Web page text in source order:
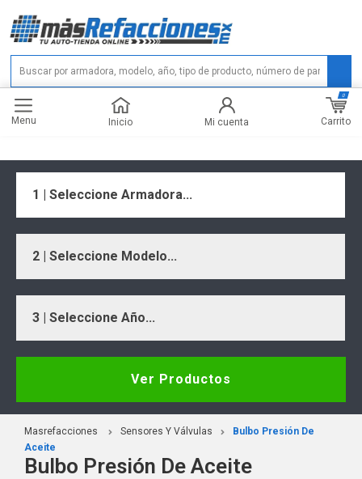
Menu Inicio Mi cuenta Carrito
0
1 | Seleccione Armadora...
2 | Seleccione Modelo...
3 | Seleccione Año...
Ver Productos
Masrefacciones Sensores Y Válvulas
Bulbo Presión De
Aceite
Bulbo Presión De Aceite